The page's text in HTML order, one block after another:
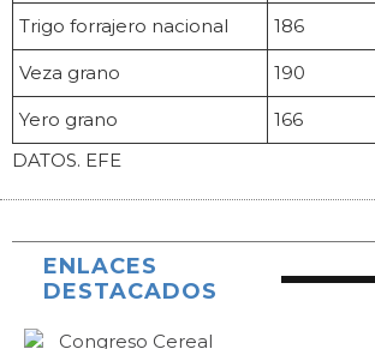
Trigo forrajero nacional 186
Veza grano 190
Yero grano 166
DATOS. EFE
ENLACES
DESTACADOS